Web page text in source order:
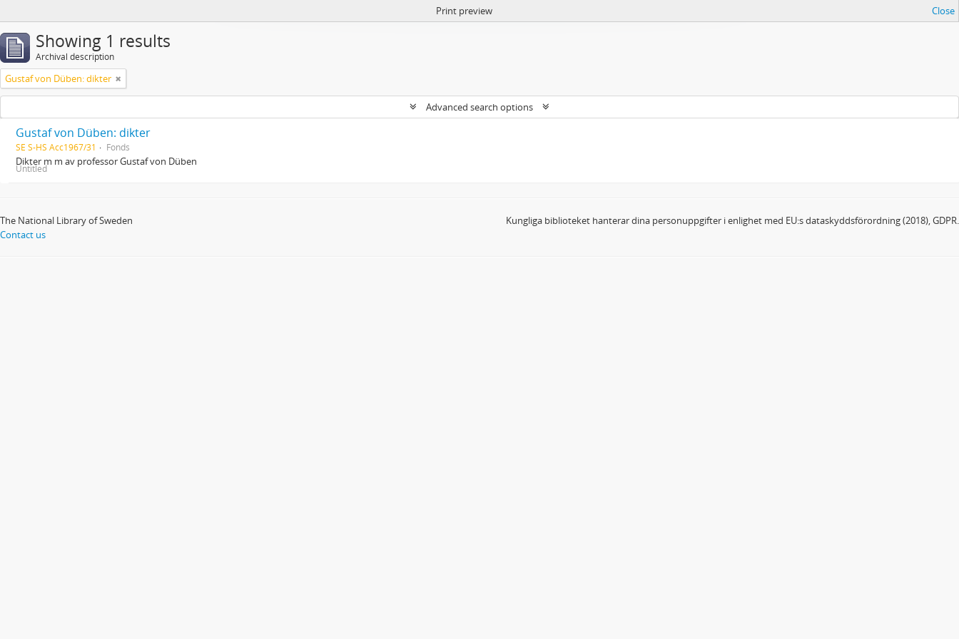
Print preview Close
Showing 1 results
Archival description
Gustaf von Düben: dikter
Advanced search options
Gustaf von Düben: dikter
SE S-HS Acc1967/31 Fonds
Dikter m m av professor Gustaf von Düben
Untitled
The National Library of Sweden
Contact us
Kungliga biblioteket hanterar dina personuppgifter i enlighet med EU:s dataskyddsförordning (2018), GDPR.